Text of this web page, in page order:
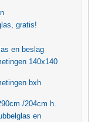
gratis!
en beslag
140x140
bxh
/204cm h.
en